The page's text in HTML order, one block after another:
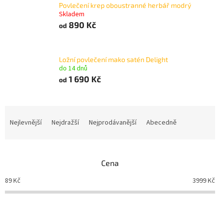
Povlečení krep oboustranné herbář modrý
Skladem
od 890 Kč
Ložní povlečení mako satén Delight
do 14 dnů
od 1 690 Kč
p
r
Nejlevnější Nejdražší Nejprodávanější Abecedně
Cena
89Kč 3999Kč